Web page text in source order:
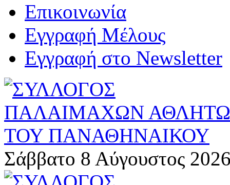
Επικοινωνία
Εγγραφή Μέλους
Εγγραφή στο Newsletter
Σάββατο 8 Αύγουστος